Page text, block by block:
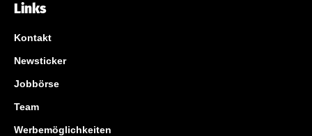
Links
Kontakt
Newsticker
Jobbörse
Team
Werbemöglichkeiten